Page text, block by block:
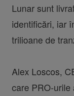
Lunar sunt
identificări, iar
trilioane de
Alex Loscos,
care PRO-urile